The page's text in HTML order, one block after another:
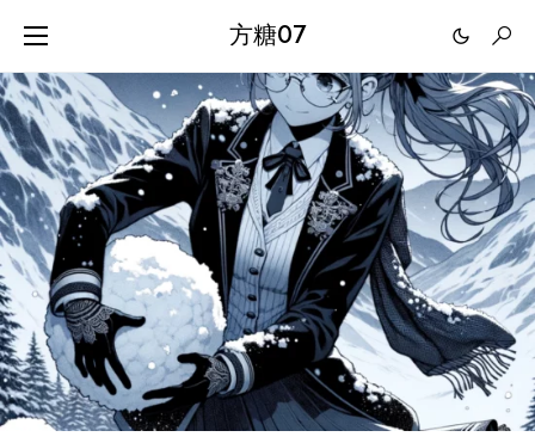
方糖07